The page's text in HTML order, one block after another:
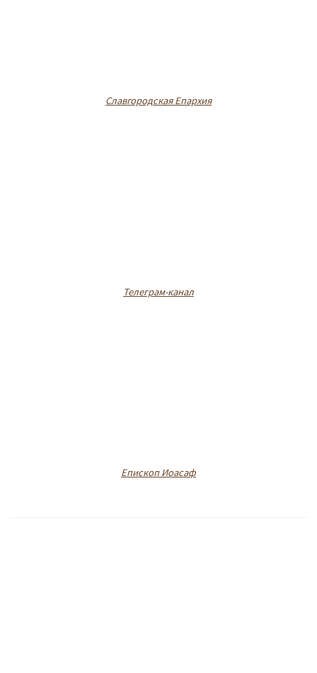
Славгородская Епархия
Телеграм-канал
Епископ Иоасаф